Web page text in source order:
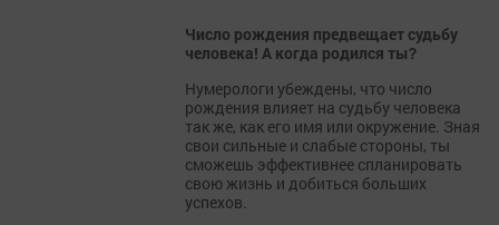
Число рождения предвещает судьбу
человека! А когда родился ты?
Нумерологи убеждены, что число
рождения влияет на судьбу человека
так же, как его имя или окружение. Зная
свои сильные и слабые стороны, ты
сможешь эффективнее спланировать
свою жизнь и добиться больших
успехов.